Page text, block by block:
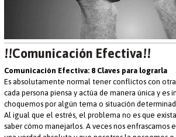
!!Comunicación Efectiva!!
Comunicación Efectiva: 8 Claves para lograrla
Es absolutamente normal tener conflictos con
cada persona piensa y actúa de manera única y es
choquemos por algún tema o situación
Al igual que el estrés, el problema no es que
saber cómo manejarlos. A veces nos enfrascamos